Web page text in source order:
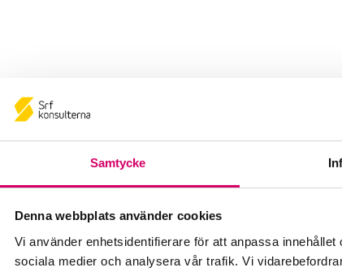
Samtycke
Denna webbplats använder cookies
Vi använder enhetsidentifierare för att anpassa
sociala medier och analysera vår trafik. Vi